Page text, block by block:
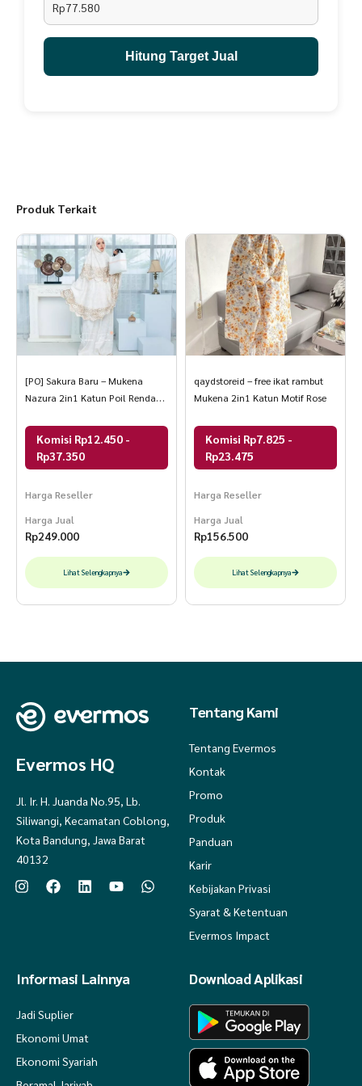
Ukuran XXL (Perkiraan usia 13 - 15 tahun)
*Maksimal tinggi badan anak 155 cm
- Cuci dengan cara manual/cuci pakai tangan
- Jangan direndam terlalu lama
- Jemur kain langsung di bawah sinar matahari
- Setrika kain dengan suhu panas yang rendah
Rp77.580
Hitung Target Jual
Produk Terkait
[PO] Sakura Baru – Mukena
Nazura 2in1 Katun Poil Renda
Komisi Rp12.450 -
Rp37.350
Harga Reseller
Harga Jual
Rp249.000
Lihat Selengkapnya
qaydstoreid – free ikat rambut
Mukena 2in1 Katun Motif Rose
Komisi Rp7.825 -
Rp23.475
Harga Reseller
Harga Jual
Rp156.500
Lihat Selengkapnya
Evermos HQ
Jl. Ir. H. Juanda No.95, Lb.
Siliwangi, Kecamatan Coblong,
Kota Bandung, Jawa Barat
40132
Tentang Kami
Tentang Evermos
Kontak
Promo
Produk
Panduan
Karir
Kebijakan Privasi
Syarat & Ketentuan
Evermos Impact
Informasi Lainnya
Jadi Suplier
Ekonomi Umat
Ekonomi Syariah
Download Aplikasi